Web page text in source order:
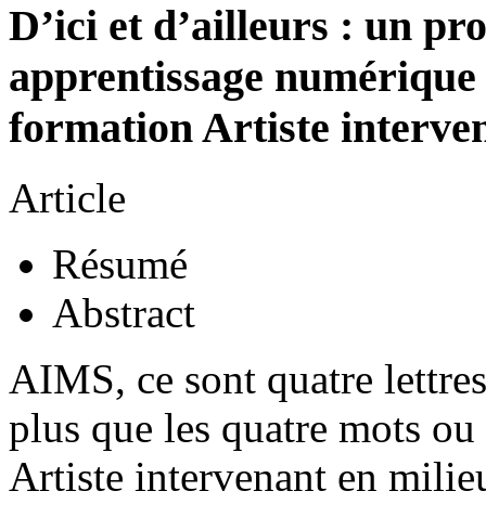
D’ici et d’ailleurs : un
apprentissage
formation Artiste
Article
Résumé
Abstract
AIMS, ce sont quatre
plus que les quatre mots
Artiste intervenant en